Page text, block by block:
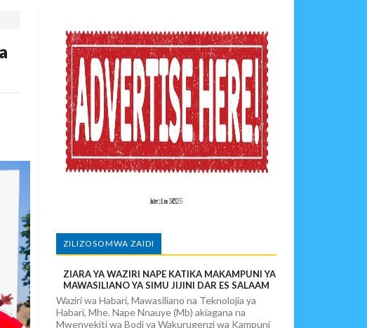
Mpaka Tiba Ya Mvuto Ilipomleta Mzungu Aliyenipenda Kwa Dhati Na
Ya Kupata Wasichana Tupu, Mpaka Tiba Ya Kienyeji Ilipofungua Baraka Ya
YA MIUNDOMBINU AFRIKA
USALAMA
CHANGAMOTO ZAO KWA TRA
KATIKA UTOAJI WA HUDUMA NANENANE
ZILIZOSOMWA ZAIDI
ZIARA YA WAZIRI NAPE KATIKA MAKAMPUNI YA
MAWASILIANO YA SIMU JIJINI DAR ES SALAAM
Waziri wa Habari, Mawasiliano na Teknolojia ya
Habari, Mhe. Nape Nnauye (Mb) akiagana na
Mwenyekiti wa Bodi ya Wakurugenzi wa Kampuni